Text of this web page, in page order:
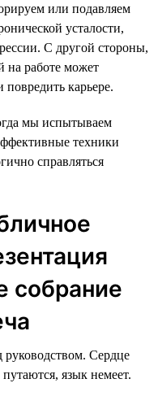
или подавляем
усталости,
С другой стороны,
на работе может
карьере.
мы испытываем
техники
справляться
собрание
руководством. Сердце
язык немеет.